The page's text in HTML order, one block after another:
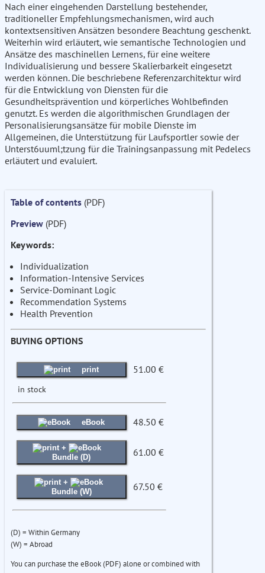
Nach einer eingehenden Darstellung bestehender,
traditioneller Empfehlungsmechanismen, wird auch
kontextsensitiven Ansätzen besondere Beachtung geschenkt.
Weiterhin wird erläutert, wie semantische Technologien und
Ansätze des maschinellen Lernens, für eine weitere
Individualisierung und bessere Skalierbarkeit eingesetzt
werden können. Die beschriebene Referenzarchitektur wird
für die Entwicklung von Diensten für die
Gesundheitsprävention und körperliches Wohlbefinden
genutzt. Es werden die algorithmischen Grundlagen der
Personalisierungsansätze für mobile Dienste im
Allgemeinen, die Unterstützung für Laufsportler sowie der
Unterst6uuml;tzung für die Trainingsanpassung mit Pedelecs
erläutert und evaluiert.
Table of contents (PDF)
Preview (PDF)
Keywords:
Individualization
Information-Intensive Services
Service-Dominant Logic
Recommendation Systems
Health Prevention
BUYING OPTIONS
print 51.00 €
in stock
eBook 48.50 €
+
Bundle (D)
61.00 €
+
Bundle (W)
67.50 €
(D) = Within Germany
(W) = Abroad
You can purchase the eBook (PDF) alone or combined with